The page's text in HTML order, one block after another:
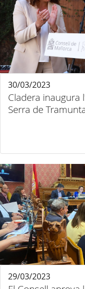
Cladera inaugura
Serra de
30/03/2023
29/03/2023